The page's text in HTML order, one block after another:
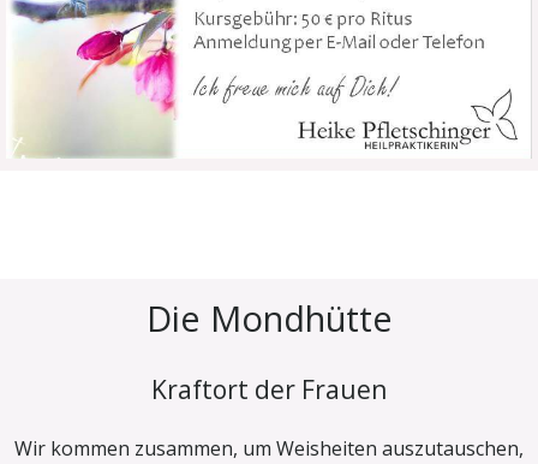
Die Mondhütte
Kraftort der Frauen
Wir kommen zusammen, um Weisheiten auszutauschen,